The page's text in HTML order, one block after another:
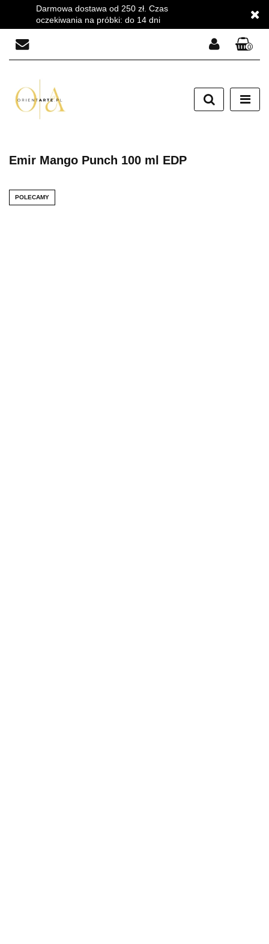
Darmowa dostawa od 250 zł. Czas
oczekiwania na próbki: do 14 dni
Zarejestruj się
Dodaj zgłoszenie
0
Emir Mango Punch 100 ml EDP
POLECAMY